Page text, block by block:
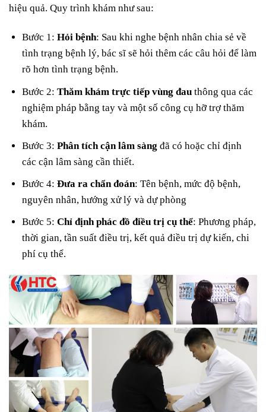
hiệu quả. Quy trình khám như sau:
Bước 1:Hỏi bệnh: Sau khi nghe bệnh nhân chia sẻ về
tình trạng bệnh lý, bác sĩ sẽ hỏi thêm các câu hỏi để làm
rõ hơn tình trạng bệnh.
Bước 2: Thăm khám trực tiếp vùng đau thông qua các
nghiệm pháp bằng tay và một số công cụ hỡ trợ thăm
khám.
Bước 3:Phân tích cận lâm sàng đã có hoặc chỉ định
các cận lâm sàng cần thiết.
Bước 4:Đưa ra chẩn đoán: Tên bệnh, mức độ bệnh,
nguyên nhân, hướng xử lý và dự phòng
Bước 5:Chỉ định phác đồ điều trị cụ thể: Phương pháp,
thời gian, tần suất điều trị, kết quả điều trị dự kiến, chi
phí cụ thể.